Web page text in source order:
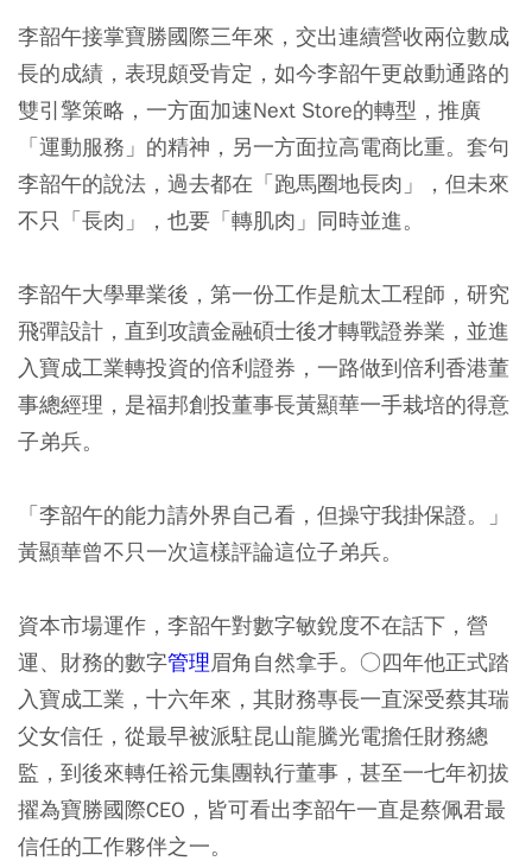
李韶午接掌寶勝國際三年來，交出連續營收兩位數成
長的成績，表現頗受肯定，如今李韶午更啟動通路的
雙引擎策略，一方面加速Next Store的轉型，推廣
「運動服務」的精神，另一方面拉高電商比重。套句
李韶午的說法，過去都在「跑馬圈地長肉」，但未來
不只「長肉」，也要「轉肌肉」同時並進。
李韶午大學畢業後，第一份工作是航太工程師，研究
飛彈設計，直到攻讀金融碩士後才轉戰證券業，並進
入寶成工業轉投資的倍利證券，一路做到倍利香港董
事總經理，是福邦創投董事長黃顯華一手栽培的得意
子弟兵。
「李韶午的能力請外界自己看，但操守我掛保證。」
黃顯華曾不只一次這樣評論這位子弟兵。
資本市場運作，李韶午對數字敏銳度不在話下，營
運、財務的數字管理眉角自然拿手。○四年他正式踏
入寶成工業，十六年來，其財務專長一直深受蔡其瑞
父女信任，從最早被派駐昆山龍騰光電擔任財務總
監，到後來轉任裕元集團執行董事，甚至一七年初拔
擢為寶勝國際CEO，皆可看出李韶午一直是蔡佩君最
信任的工作夥伴之一。